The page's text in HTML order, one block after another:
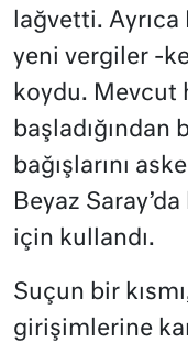
lağvetti. Ayrıca
yeni vergiler -
koydu. Mevcut
başladığından
bağışlarını
Beyaz
için kullandı.
Suçun bir
girişimlerine